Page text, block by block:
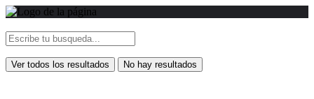
Ver todos los resultados No hay resultados